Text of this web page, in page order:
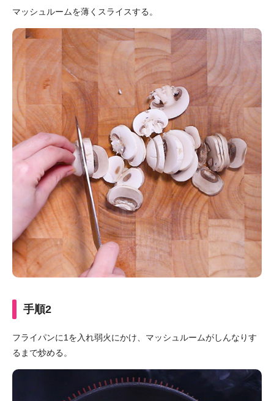
マッシュルームを薄くスライスする。
手順2
フライパンに1を入れ弱火にかけ、マッシュルームがしんなりす
るまで炒める。